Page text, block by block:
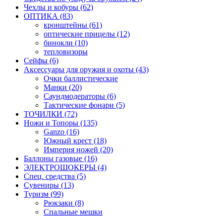
Чехлы и кобуры (62)
ОПТИКА (83)
кронштейны (61)
оптические прицелы (12)
бинокли (10)
тепловизоры
Сейфы (6)
Аксессуары для оружия и охоты (43)
Очки баллистические
Манки (20)
Саундмодераторы (6)
Тактические фонари (5)
ТОЧИЛКИ (72)
Ножи и Топоры (135)
Ganzo (16)
Южный крест (18)
Империя ножей (20)
Баллоны газовые (16)
ЭЛЕКТРОШОКЕРЫ (4)
Спец. средства (5)
Сувениры (13)
Туризм (99)
Рюкзаки (8)
Спальные мешки